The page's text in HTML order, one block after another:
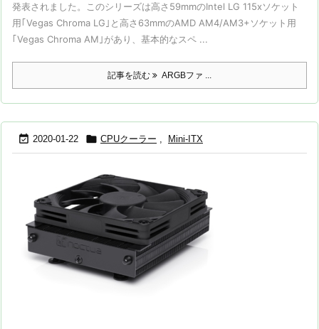
発表されました。このシリーズは高さ59mmのIntel LG 115xソケット
用｢Vegas Chroma LG｣と高さ63mmのAMD AM4/AM3+ソケット用
｢Vegas Chroma AM｣があり、基本的なスペ ...
記事を読む ARGBファ ...
 2020-01-22  CPUクーラー , Mini-ITX